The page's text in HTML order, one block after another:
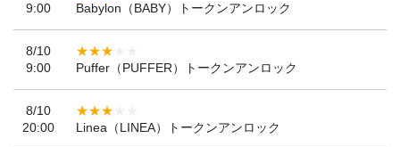
9:00
Babylon（BABY）トークンアンロック
8/10
9:00
Puffer（PUFFER）トークンアンロック
8/10
20:00
Linea（LINEA）トークンアンロック